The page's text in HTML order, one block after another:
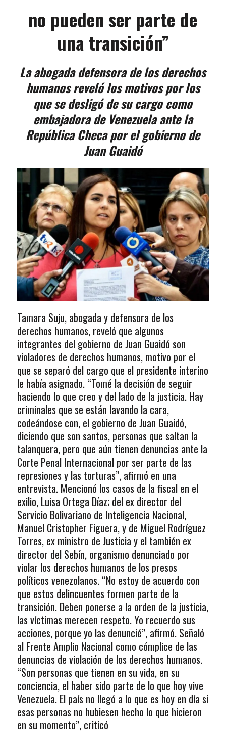
no pueden ser parte de
una transición”
La abogada defensora de los derechos
humanos reveló los motivos por los
que se desligó de su cargo como
embajadora de Venezuela ante la
República Checa por el gobierno de
Juan Guaidó
Tamara Suju, abogada y defensora de los
derechos humanos, reveló que algunos
integrantes del gobierno de Juan Guaidó son
violadores de derechos humanos, motivo por el
que se separó del cargo que el presidente interino
le había asignado. “Tomé la decisión de seguir
haciendo lo que creo y del lado de la justicia. Hay
criminales que se están lavando la cara,
codeándose con, el gobierno de Juan Guaidó,
diciendo que son santos, personas que saltan la
talanquera, pero que aún tienen denuncias ante la
Corte Penal Internacional por ser parte de las
represiones y las torturas”, afirmó en una
entrevista. Mencionó los casos de la fiscal en el
exilio, Luisa Ortega Díaz; del ex director del
Servicio Bolivariano de Inteligencia Nacional,
Manuel Cristopher Figuera, y de Miguel Rodríguez
Torres, ex ministro de Justicia y el también ex
director del Sebín, organismo denunciado por
violar los derechos humanos de los presos
políticos venezolanos. “No estoy de acuerdo con
que estos delincuentes formen parte de la
transición. Deben ponerse a la orden de la justicia,
las víctimas merecen respeto. Yo recuerdo sus
acciones, porque yo las denuncié”, afirmó. Señaló
al Frente Amplio Nacional como cómplice de las
denuncias de violación de los derechos humanos.
“Son personas que tienen en su vida, en su
conciencia, el haber sido parte de lo que hoy vive
Venezuela. El país no llegó a lo que es hoy en día si
esas personas no hubiesen hecho lo que hicieron
en su momento”, criticó